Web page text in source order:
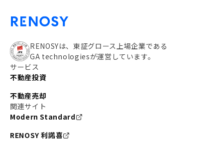
RENOSYは、東証グロース上場企業である
GA technologiesが運営しています。
サービス
不動産投資
不動産売却
関連サイト
Modern Standard
RENOSY 利諾喜